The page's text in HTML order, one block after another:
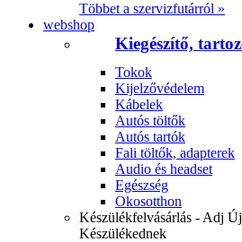
Többet a szervizfutárról »
webshop
Kiegészítő,
Tokok
Kijelzővédelem
Kábelek
Autós töltők
Autós tartók
Fali töltők, adapterek
Audio és headset
Egészség
Okosotthon
Készülékfelvásárlás - Adj
Készülékednek